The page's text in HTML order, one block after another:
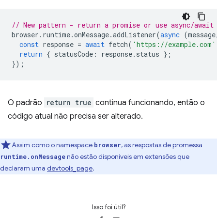
// New pattern - return a promise or use async/await
browser . runtime.onMessage.addListener(async (message
const response = await fetch( 'https://example.com'
return { statusCode : response. status };
});
O padrão return true continua funcionando, então o
código atual não precisa ser alterado.
Assim como o namespace browser, as respostas de promessa
runtime.onMessagenão estão disponíveis em extensões que
declaram uma devtools_page.
Isso foi útil?